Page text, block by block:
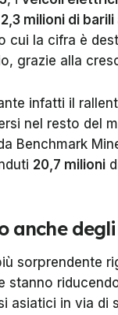
milioni di barili
cui la cifra è
grazie alla
infatti il
nel resto del
Benchmark
20,7 milioni
anche
sorprendente
stanno
asiatici in via di